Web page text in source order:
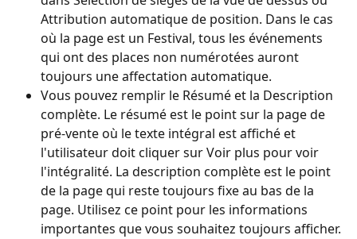
Attribution automatique de position. Dans le cas
où la page est un Festival, tous les événements
qui ont des places non numérotées auront
toujours une affectation automatique.
Vous pouvez remplir le Résumé et la Description
complète. Le résumé est le point sur la page de
pré-vente où le texte intégral est affiché et
l'utilisateur doit cliquer sur Voir plus pour voir
l'intégralité. La description complète est le point
de la page qui reste toujours fixe au bas de la
page. Utilisez ce point pour les informations
importantes que vous souhaitez toujours afficher.